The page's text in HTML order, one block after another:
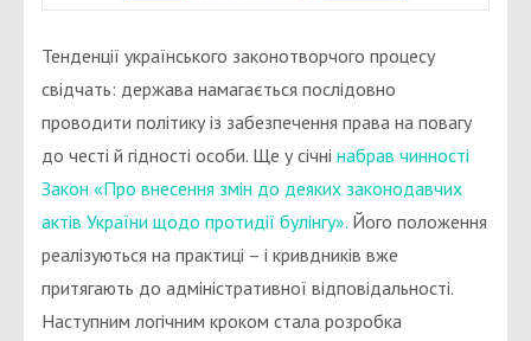
Тенденції українського законотворчого процесу
свідчать: держава намагається послідовно
проводити політику із забезпечення права на повагу
до честі й гідності особи. Ще у січні набрав чинності
Закон «Про внесення змін до деяких законодавчих
актів України щодо протидії булінгу». Його положення
реалізуються на практиці – і кривдників вже
притягають до адміністративної відповідальності.
Наступним логічним кроком стала розробка